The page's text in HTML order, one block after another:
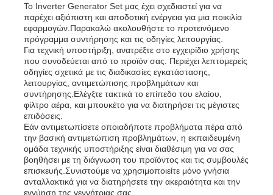
Το Inverter Generator Set μας έχει σχεδιαστεί για να
παρέχει αξιόπιστη και αποδοτική ενέργεια για μια ποικιλία
εφαρμογών.Παρακαλώ ακολουθήστε το προτεινόμενο
πρόγραμμα συντήρησης και τις οδηγίες λειτουργίας.
Για τεχνική υποστήριξη, ανατρέξτε στο εγχειρίδιο χρήσης
που συνοδεύεται από το προϊόν σας. Περιέχει λεπτομερείς
οδηγίες σχετικά με τις διαδικασίες εγκατάστασης,
λειτουργίας, αντιμετώπισης προβλημάτων και
συντήρησης.Ελέγξτε τακτικά το επίπεδο του ελαίου,
φίλτρο αέρα, και μπουκέτο για να διατηρήσει τις μέγιστες
επιδόσεις.
Εάν αντιμετωπίσετε οποιαδήποτε προβλήματα πέρα από
την βασική αντιμετώπιση προβλημάτων, η εκπαιδευμένη
ομάδα τεχνικής υποστήριξης είναι διαθέσιμη για να σας
βοηθήσει με τη διάγνωση του προϊόντος και τις συμβουλές
επισκευής.Συνιστούμε να χρησιμοποιείτε μόνο γνήσια
ανταλλακτικά για να διατηρήσετε την ακεραιότητα και την
εγγύηση της γεννήτριας σας.